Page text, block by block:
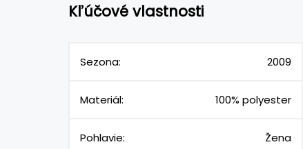
Kľúčové vlastnosti
Sezona: 2009
Materiál: 100% polyester
Pohlavie: Žena